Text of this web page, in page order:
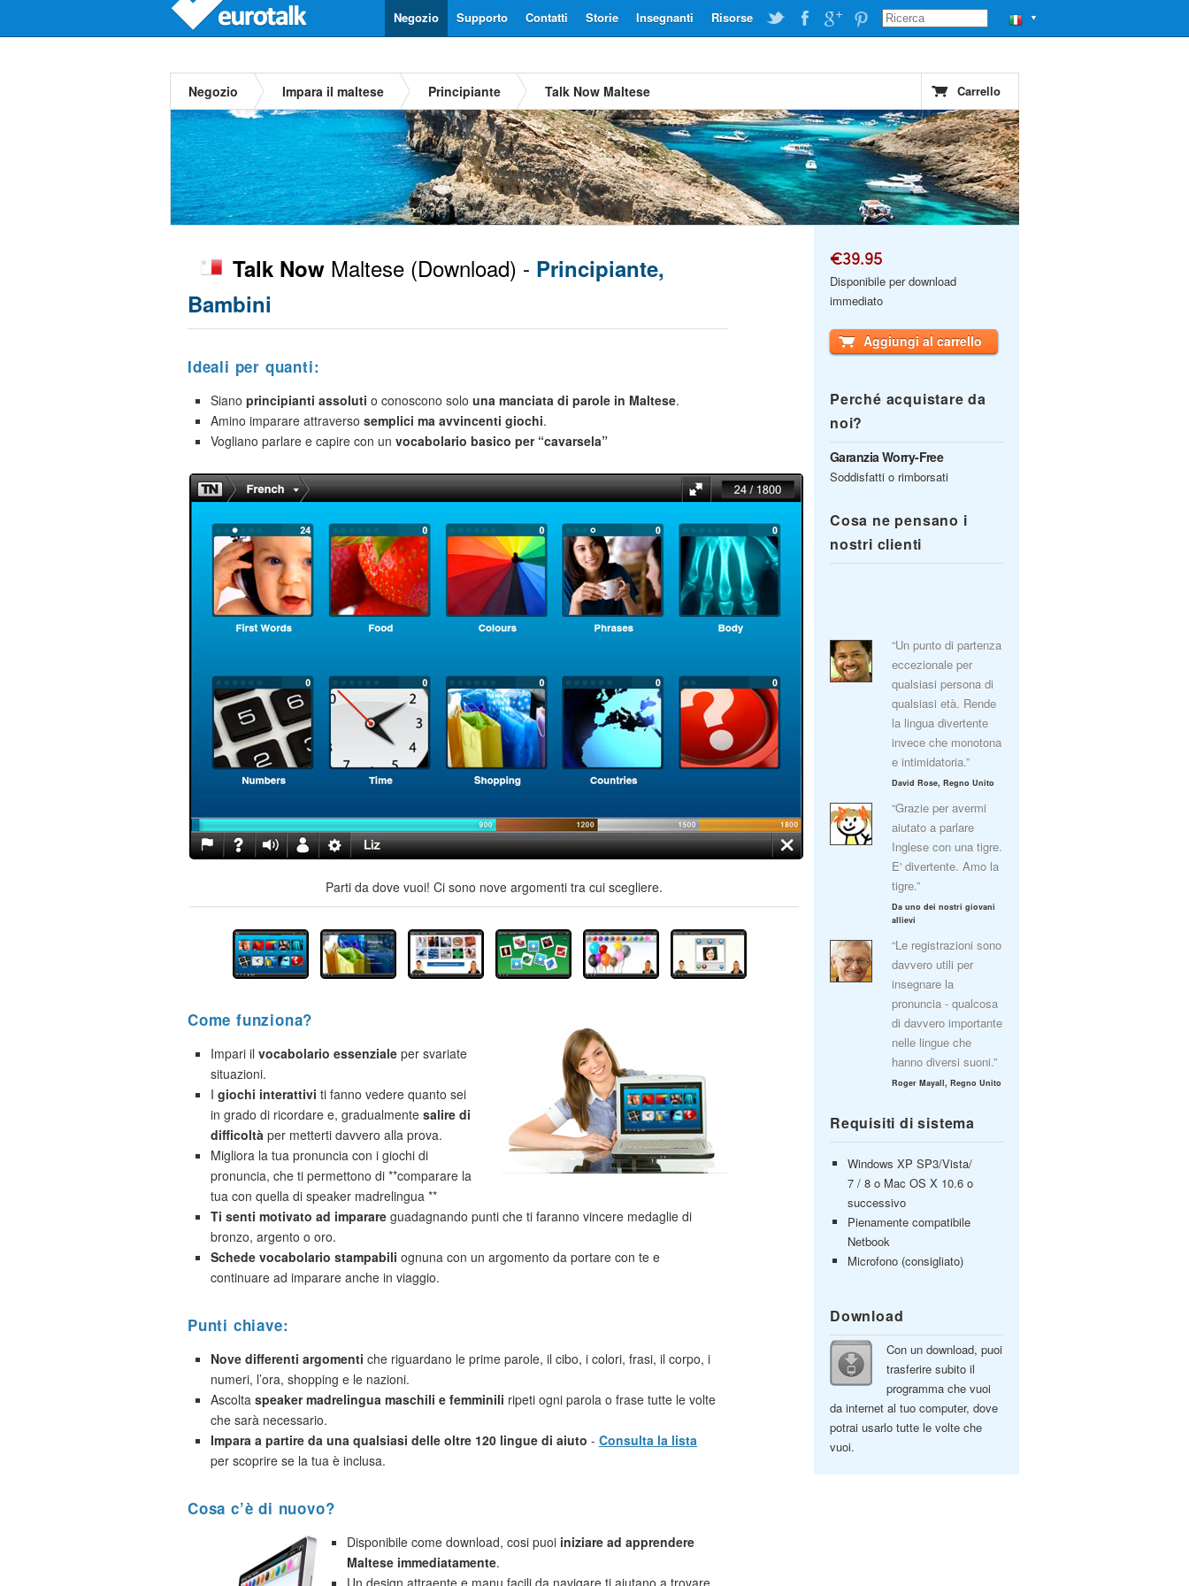
▼
Risorse
Insegnanti
Storie
Contatti
Supporto
Negozio
Negozio Impara il maltese Principiante Talk Now Maltese Carrello
Talk Now Maltese (Download) - Principiante,
Bambini
Ideali per quanti:
Siano principianti assoluti o conoscono solo una manciata di parole in Maltese.
Amino imparare attraverso semplici ma avvincenti giochi.
Vogliano parlare e capire con un vocabolario basico per “cavarsela”
Parti da dove vuoi! Ci sono nove argomenti tra cui scegliere.
Come funziona?
Impari il vocabolario essenziale per svariate
situazioni.
I giochi interattivi ti fanno vedere quanto sei
in grado di ricordare e, gradualmente salire di
difficoltà per metterti davvero alla prova.
Migliora la tua pronuncia con i giochi di
pronuncia, che ti permettono di **comparare la
tua con quella di speaker madrelingua **
Ti senti motivato ad imparare guadagnando punti che ti faranno vincere medaglie di
bronzo, argento o oro.
Schede vocabolario stampabili ognuna con un argomento da portare con te e
continuare ad imparare anche in viaggio.
Punti chiave:
Nove differenti argomenti che riguardano le prime parole, il cibo, i colori, frasi, il corpo, i
numeri, l’ora, shopping e le nazioni.
Ascolta speaker madrelingua maschili e femminili ripeti ogni parola o frase tutte le volte
che sarà necessario.
Impara a partire da una qualsiasi delle oltre 120 lingue di aiuto - Consulta la lista
per scoprire se la tua è inclusa.
Cosa c’è di nuovo?
Disponibile come download, cosi puoi iniziare ad apprendere
Maltese immediatamente.
Un design attraente e manu facili da navigare ti aiutano a trovare
€39.95
Disponibile per download
immediato
Aggiungi al carrello
Perché acquistare da
noi?
Garanzia Worry-Free
Soddisfatti o rimborsati
Cosa ne pensano i
nostri clienti
“Un punto di partenza
eccezionale per
qualsiasi persona di
qualsiasi età. Rende
la lingua divertente
invece che monotona
e intimidatoria.”
David Rose, Regno Unito
“Grazie per avermi
aiutato a parlare
Inglese con una tigre.
E' divertente. Amo la
tigre.”
Da uno dei nostri giovani
allievi
“Le registrazioni sono
davvero utili per
insegnare la
pronuncia - qualcosa
di davvero importante
nelle lingue che
hanno diversi suoni.”
Roger Mayall, Regno Unito
Requisiti di sistema
Windows XP SP3/Vista/
7 / 8 o Mac OS X 10.6 o
successivo
Pienamente compatibile
Netbook
Microfono (consigliato)
Download
Con un download, puoi
trasferire subito il
programma che vuoi
da internet al tuo computer, dove
potrai usarlo tutte le volte che
vuoi.